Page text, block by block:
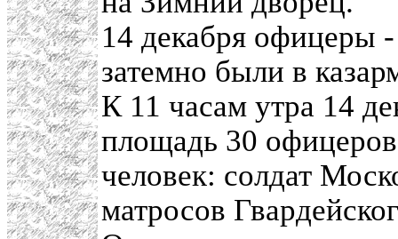
14 декабря офицеры
затемно были в
К 11 часам утра 14
площадь 30
человек: солдат
матросов